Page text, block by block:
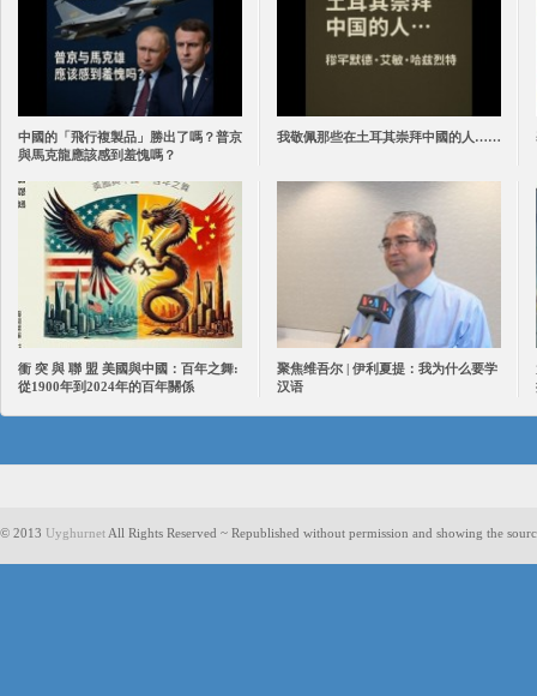
中國的「飛行複製品」勝出了嗎？普京
與馬克龍應該感到羞愧嗎？
我敬佩那些在土耳其崇拜中國的人……
衝 突 與 聯 盟 美國與中國：百年之舞:
從1900年到2024年的百年關係
聚焦维吾尔 | 伊利夏提：我为什么要学
汉语
© 2013 Uyghurnet All Rights Reserved ~ Republished without permission and showing the